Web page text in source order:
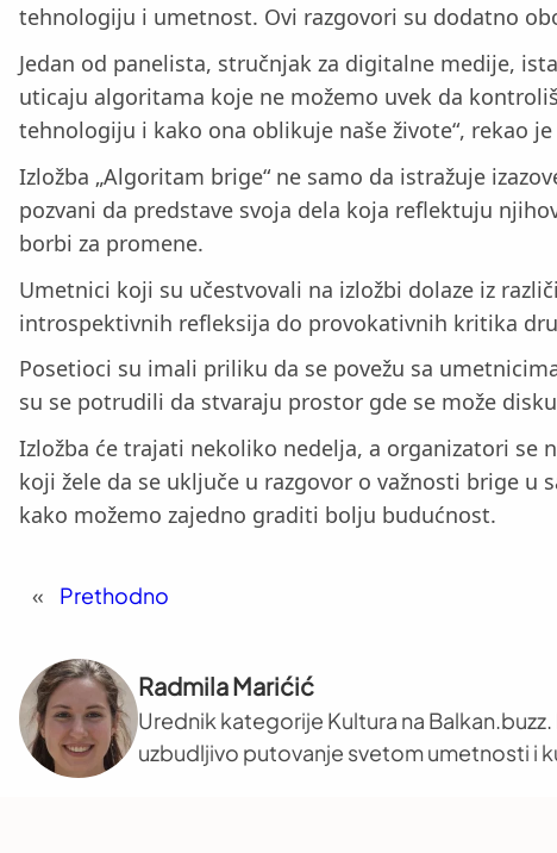
tehnologiju i umetnost. Ovi razgovori su dodatno
Jedan od panelista, stručnjak za digitalne medije,
uticaju algoritama koje ne možemo uvek da
tehnologiju i kako ona oblikuje naše živote“, rekao je
Izložba „Algoritam brige“ ne samo da istražuje
pozvani da predstave svoja dela koja reflektuju
borbi za promene.
Umetnici koji su učestvovali na izložbi dolaze iz
introspektivnih refleksija do provokativnih kritika
Posetioci su imali priliku da se povežu sa
su se potrudili da stvaraju prostor gde se može
Izložba će trajati nekoliko nedelja, a organizatori
koji žele da se uključe u razgovor o važnosti brige
kako možemo zajedno graditi bolju budućnost.
« Prethodno
Radmila Marićić
Urednik kategorije Kultura na
uzbudljivo putovanje svetom umetnosti i